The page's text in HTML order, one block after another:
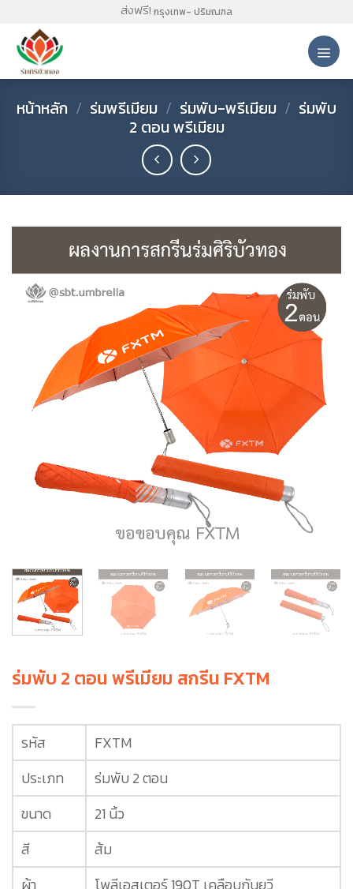
content
ส่งฟรี! กรุงเทพ- ปริมณฑล
หน้าหลัก / ร่มพรีเมียม / ร่มพับ-พรีเมียม / ร่มพับ
2 ตอน พรีเมียม
ร่มพับ 2 ตอน พรีเมียม สกรีน FXTM
รหัส
FXTM
ประเภท
ร่มพับ 2 ตอน
ขนาด
21 นิ้ว
สี
ส้ม
ผ้า
โพลีเอสเตอร์ 190T เคลือบกันยูวี